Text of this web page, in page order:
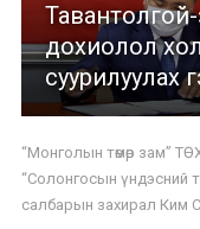
Тавантолгой-
дохиолол
суурилуулах
“Монголын төмөр зам”
“Солонгосын үндэсний
салбарын захирал Ким